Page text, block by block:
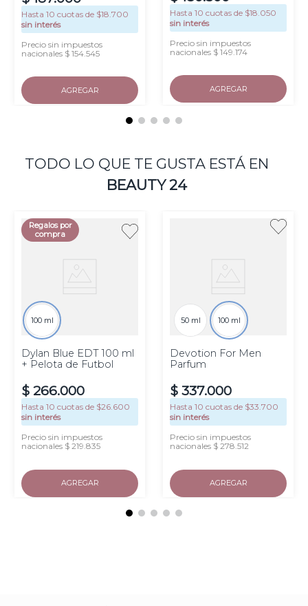
Hasta 10 cuotas de $18.700
sin interés
Precio sin impuestos
nacionales $ 154.545
AGREGAR
Hasta 10 cuotas de $18.050
sin interés
Precio sin impuestos
nacionales $ 149.174
AGREGAR
TODO LO QUE TE GUSTA ESTÁ EN
BEAUTY 24
Regalos por
compra
100 ml
Dylan Blue EDT 100 ml
+ Pelota de Futbol
$ 266.000
Hasta 10 cuotas de $26.600
sin interés
Precio sin impuestos
nacionales $ 219.835
AGREGAR
50 ml 100 ml
Devotion For Men
Parfum
$ 337.000
Hasta 10 cuotas de $33.700
sin interés
Precio sin impuestos
nacionales $ 278.512
AGREGAR